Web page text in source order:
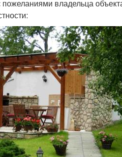
пожеланиями владельца